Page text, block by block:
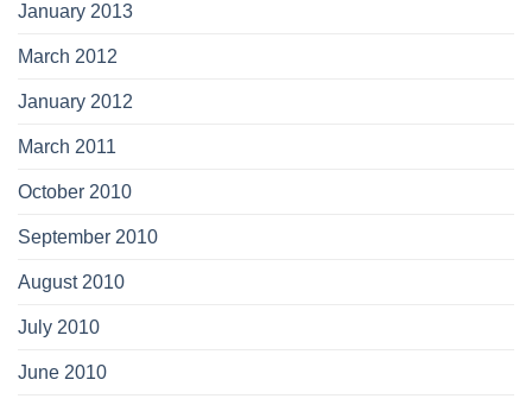
January 2013
March 2012
January 2012
March 2011
October 2010
September 2010
August 2010
July 2010
June 2010